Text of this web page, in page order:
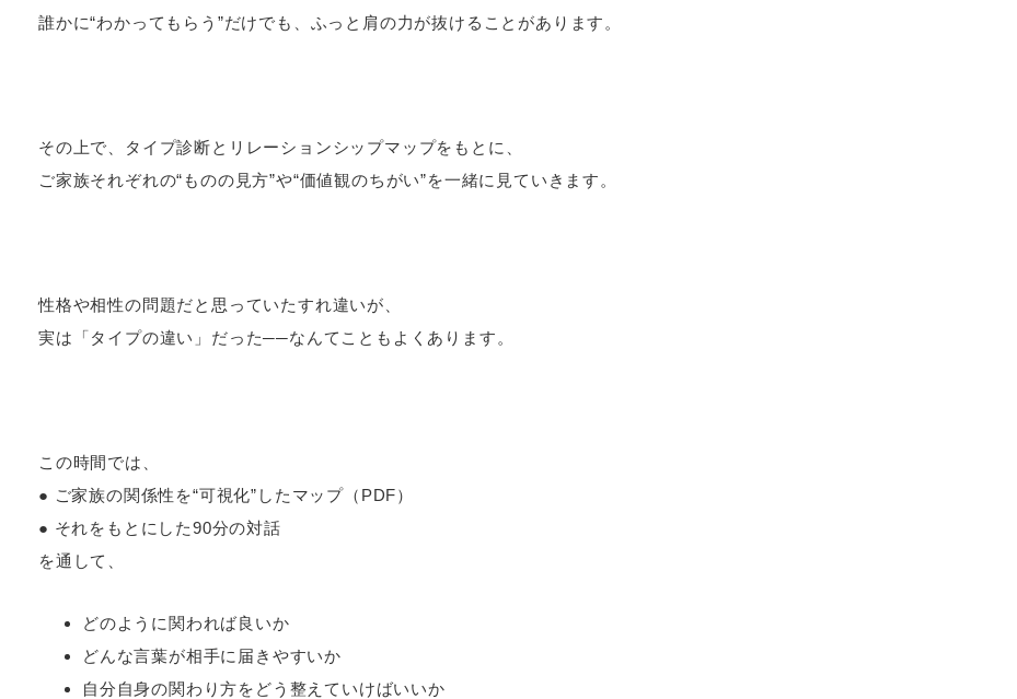
誰かに“わかってもらう”だけでも、ふっと肩の力が抜けることがあります。
その上で、タイプ診断とリレーションシップマップをもとに、
ご家族それぞれの“ものの見方”や“価値観のちがい”を一緒に見ていきます。
性格や相性の問題だと思っていたすれ違いが、
実は「タイプの違い」だった──なんてこともよくあります。
この時間では、
● ご家族の関係性を“可視化”したマップ（PDF）
● それをもとにした90分の対話
を通して、
どのように関われば良いか
どんな言葉が相手に届きやすいか
自分自身の関わり方をどう整えていけばいいか